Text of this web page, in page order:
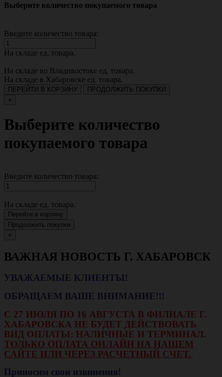
Выберите количество покупаемого товара
Введите количество товара:
На складе ед. товара.
На складе во Владивостоке ед. товара.
На складе в Хабаровске ед. товара.
ПЕРЕЙТИ В КОРЗИНУ
ПРОДОЛЖИТЬ ПОКУПКИ
×
Выберите количество
покупаемого товара
Введите количество товара:
На складе ед. товара.
Перейти в корзину
Продолжить покупки
×
ВАЖНАЯ НОВОСТЬ Г. ХАБАРОВСК
УВАЖАЕМЫЕ КЛИЕНТЫ!
ОБРАЩАЕМ ВАШЕ ВНИМАНИЕ!!!
С 27 ИЮЛЯ ПО 16 АВГУСТА В ФИЛИАЛЕ Г.
ХАБАРОВСКА НЕ БУДЕТ ДЕЙСТВОВАТЬ
ВИД ОПЛАТЫ: НАЛИЧНЫЕ И ТЕРМИНАЛ.
ТОЛЬКО ОПЛАТА ОНЛАЙН НА НАШЕМ
САЙТЕ ИЛИ ЧЕРЕЗ РАСЧЕТНЫЙ СЧЕТ.
Приносим свои извинения!